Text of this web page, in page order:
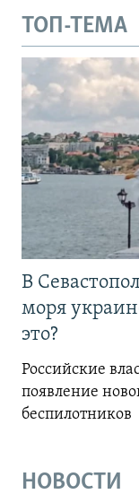
ТОП-ТЕМА
В
моря
это?
Российские
появление
беспилотников
НОВОСТИ